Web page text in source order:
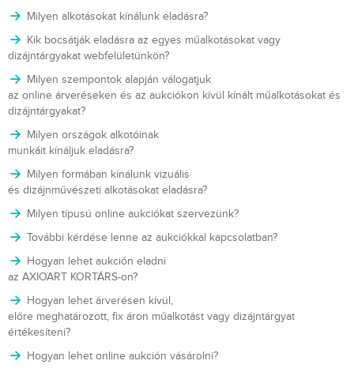
Milyen alkotásokat kínálunk eladásra?
Kik bocsátják eladásra az egyes műalkotásokat vagy
dizájntárgyakat webfelületünkön?
Milyen szempontok alapján válogatjuk
az online árveréseken és az aukciókon kívül kínált műalkotásokat és
dizájntárgyakat?
Milyen országok alkotóinak
munkáit kínáljuk eladásra?
Milyen formában kínálunk vizuális
és dizájnművészeti alkotásokat eladásra?
Milyen típusú online aukciókat szervezünk?
További kérdése lenne az aukciókkal kapcsolatban?
Hogyan lehet aukción eladni
az AXIOART KORTÁRS-on?
Hogyan lehet árverésen kívül,
előre meghatározott, fix áron műalkotást vagy dizájntárgyat
értékesíteni?
Hogyan lehet online aukción vásárolni?